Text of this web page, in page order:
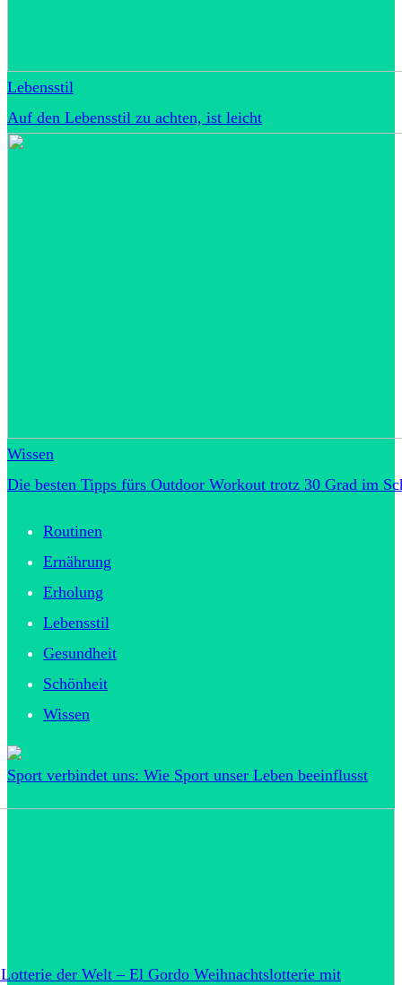
Lebensstil
Auf den Lebensstil zu achten, ist leicht
Wissen
Die besten Tipps fürs Outdoor Workout trotz 30 Grad im
Routinen
Ernährung
Erholung
Lebensstil
Gesundheit
Schönheit
Wissen
Sport verbindet uns: Wie Sport unser Leben beeinflusst
der Welt – El Gordo Weihnachtslotterie mit